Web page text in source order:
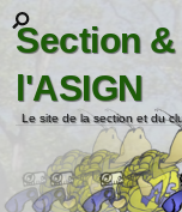
Section
l'ASIGN
Le site de la section et du